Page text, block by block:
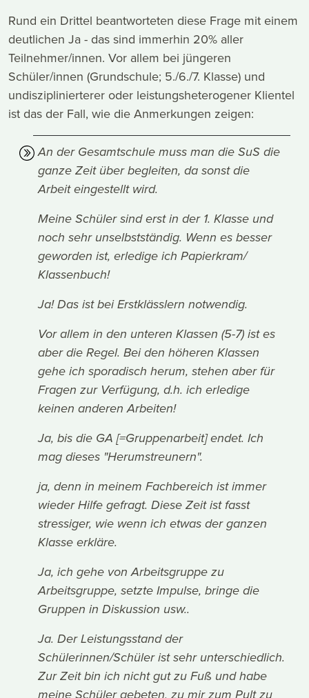
Rund ein Drittel beantworteten diese Frage mit einem
deutlichen Ja - das sind immerhin 20% aller
Teilnehmer/innen. Vor allem bei jüngeren
Schüler/innen (Grundschule; 5./6./7. Klasse) und
undisziplinierterer oder leistungsheterogener Klientel
ist das der Fall, wie die Anmerkungen zeigen:
An der Gesamtschule muss man die SuS die
ganze Zeit über begleiten, da sonst die
Arbeit eingestellt wird.
Meine Schüler sind erst in der 1. Klasse und
noch sehr unselbstständig. Wenn es besser
geworden ist, erledige ich Papierkram/
Klassenbuch!
Ja! Das ist bei Erstklässlern notwendig.
Vor allem in den unteren Klassen (5-7) ist es
aber die Regel. Bei den höheren Klassen
gehe ich sporadisch herum, stehen aber für
Fragen zur Verfügung, d.h. ich erledige
keinen anderen Arbeiten!
Ja, bis die GA [=Gruppenarbeit] endet. Ich
mag dieses "Herumstreunern".
ja, denn in meinem Fachbereich ist immer
wieder Hilfe gefragt. Diese Zeit ist fasst
stressiger, wie wenn ich etwas der ganzen
Klasse erkläre.
Ja, ich gehe von Arbeitsgruppe zu
Arbeitsgruppe, setzte Impulse, bringe die
Gruppen in Diskussion usw..
Ja. Der Leistungsstand der
Schülerinnen/Schüler ist sehr unterschiedlich.
Zur Zeit bin ich nicht gut zu Fuß und habe